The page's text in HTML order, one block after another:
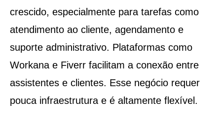
crescido, especialmente para tarefas como
atendimento ao cliente, agendamento e
suporte administrativo. Plataformas como
Workana e Fiverr facilitam a conexão entre
assistentes e clientes. Esse negócio requer
pouca infraestrutura e é altamente flexível.